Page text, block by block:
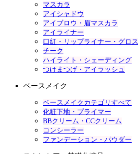
マスカラ
アイシャドウ
アイブロウ・眉マスカラ
アイライナー
口紅・リップライナー・グロス
チーク
ハイライト・シェーディング
つけまつげ・アイラッシュ
ベースメイク
ベースメイクカテゴリすべて
化粧下地・プライマー
BBクリーム・CCクリーム
コンシーラー
ファンデーション・パウダー